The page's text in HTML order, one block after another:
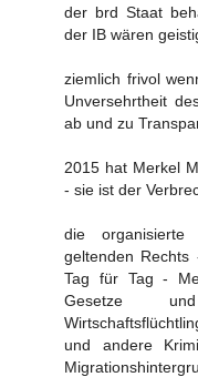
der brd Staat
der IB wären
ziemlich frivol
Unversehrtheit
ab und zu
2015 hat Merkel
- sie ist der
die
geltenden
Tag für Tag -
Gesetze und
und andere